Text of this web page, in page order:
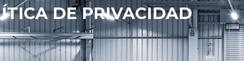
DE PRIVACIDAD